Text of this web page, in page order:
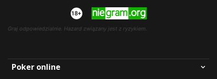
Graj odpowiedzialnie. Hazard związany jest z ryzykiem.
Poker online